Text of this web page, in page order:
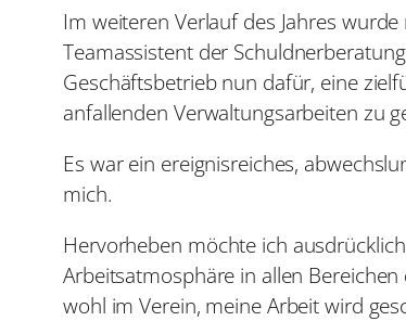
Im weiteren Verlauf des Jahres
Teamassistent der
Geschäftsbetrieb nun dafür, eine
anfallenden Verwaltungsarbeiten zu
Es war ein ereignisreiches,
mich.
Hervorheben möchte ich
Arbeitsatmosphäre in allen
wohl im Verein, meine Arbeit wird